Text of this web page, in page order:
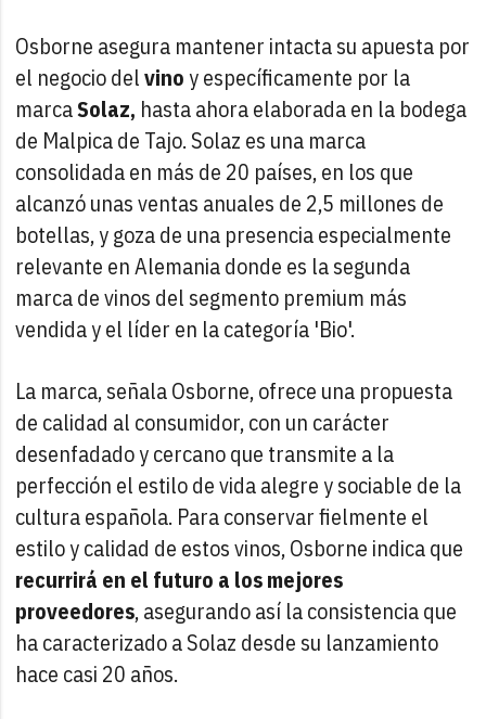
Osborne asegura mantener intacta su apuesta por
el negocio delvinoy específicamente por la
marcaSolaz, hasta ahora elaborada en la bodega
de Malpica de Tajo. Solaz es una marca
consolidada en más de 20 países, en los que
alcanzó unas ventas anuales de 2,5 millones de
botellas, y goza de una presencia especialmente
relevante en Alemania donde es la segunda
marca de vinos del segmento premium más
vendida y el líder en la categoría 'Bio'.
La marca, señala Osborne, ofrece una propuesta
de calidad al consumidor, con un carácter
desenfadado y cercano que transmite a la
perfección el estilo de vida alegre y sociable de la
cultura española. Para conservar fielmente el
estilo y calidad de estos vinos, Osborne indica que
recurrirá en el futuro a los mejores
proveedores, asegurando así la consistencia que
ha caracterizado a Solaz desde su lanzamiento
hace casi 20 años.